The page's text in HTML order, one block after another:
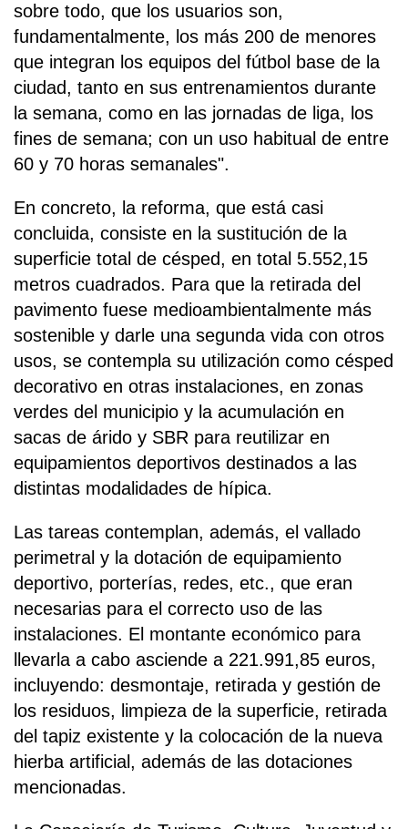
sobre todo, que los usuarios son,
fundamentalmente, los más 200 de menores
que integran los equipos del fútbol base de la
ciudad, tanto en sus entrenamientos durante
la semana, como en las jornadas de liga, los
fines de semana; con un uso habitual de entre
60 y 70 horas semanales".
En concreto, la reforma, que está casi
concluida, consiste en la sustitución de la
superficie total de césped, en total 5.552,15
metros cuadrados. Para que la retirada del
pavimento fuese medioambientalmente más
sostenible y darle una segunda vida con otros
usos, se contempla su utilización como césped
decorativo en otras instalaciones, en zonas
verdes del municipio y la acumulación en
sacas de árido y SBR para reutilizar en
equipamientos deportivos destinados a las
distintas modalidades de hípica.
Las tareas contemplan, además, el vallado
perimetral y la dotación de equipamiento
deportivo, porterías, redes, etc., que eran
necesarias para el correcto uso de las
instalaciones. El montante económico para
llevarla a cabo asciende a 221.991,85 euros,
incluyendo: desmontaje, retirada y gestión de
los residuos, limpieza de la superficie, retirada
del tapiz existente y la colocación de la nueva
hierba artificial, además de las dotaciones
mencionadas.